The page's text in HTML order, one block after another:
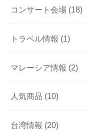
コンサート会場 (18)
トラベル情報 (1)
マレーシア情報 (2)
人気商品 (10)
台湾情報 (20)